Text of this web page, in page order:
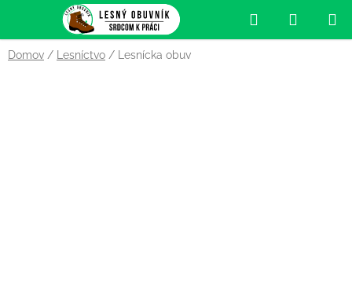
obsah
Hľadať
KOŠÍK
Domov / Lesníctvo / Lesnícka obuv